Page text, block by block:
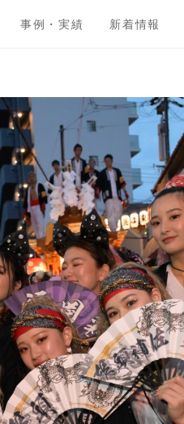
事例・実績 新着情報